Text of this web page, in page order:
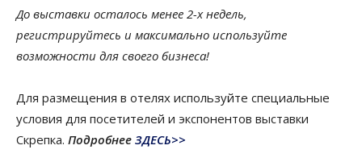
До выставки осталось менее 2-х недель,
регистрируйтесь и максимально используйте
возможности для своего бизнеса!
Для размещения в отелях используйте специальные
условия для посетителей и экспонентов выставки
Скрепка. Подробнее ЗДЕСЬ>>